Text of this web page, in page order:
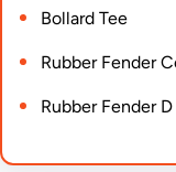
Bollard Tee
Rubber Fender
Rubber Fender D